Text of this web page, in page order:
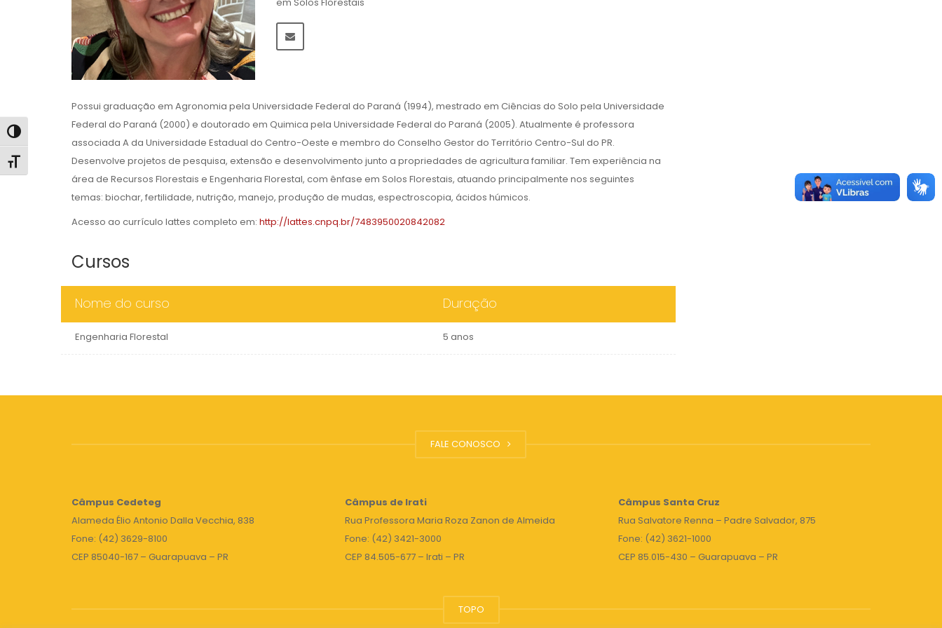
Alternar alto contraste
Alternar tamanho da fonte
Possui graduação em Agronomia pela Universidade Federal do Paraná (1994), mestrado em Ciências do Solo pela Universidade
Federal do Paraná (2000) e doutorado em Quimica pela Universidade Federal do Paraná (2005). Atualmente é professora
associada A da Universidade Estadual do Centro-Oeste e membro do Conselho Gestor do Território Centro-Sul do PR.
Desenvolve projetos de pesquisa, extensão e desenvolvimento junto a propriedades de agricultura familiar. Tem experiência na
área de Recursos Florestais e Engenharia Florestal, com ênfase em Solos Florestais, atuando principalmente nos seguintes
temas: biochar, fertilidade, nutrição, manejo, produção de mudas, espectroscopia, ácidos húmicos.
Acesso ao currículo lattes completo em: http://lattes.cnpq.br/7483950020842082
Cursos
Nome do curso Duração
Engenharia Florestal 5 anos
FALE CONOSCO
Câmpus Cedeteg
Alameda Élio Antonio Dalla Vecchia, 838
Fone: (42) 3629-8100
CEP 85040-167 – Guarapuava – PR
Câmpus de Irati
Rua Professora Maria Roza Zanon de Almeida
Fone: (42) 3421-3000
CEP 84.505-677 – Irati – PR
Câmpus Santa Cruz
Rua Salvatore Renna – Padre Salvador, 875
Fone: (42) 3621-1000
CEP 85.015-430 – Guarapuava – PR
TOPO